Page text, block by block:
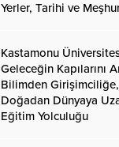
Yerler, Tarihi ve
Kastamonu
Geleceğin Kapılarını
Bilimden Girişimciliğe,
Doğadan Dünyaya
Eğitim Yolculuğu